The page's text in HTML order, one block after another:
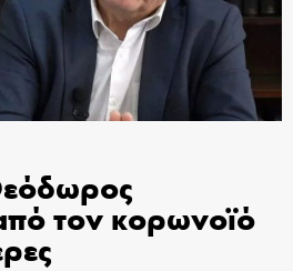
τον κορωνοϊό